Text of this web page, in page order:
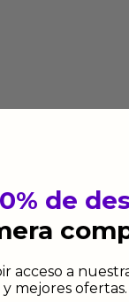
de
acceso a
mejores ofertas.